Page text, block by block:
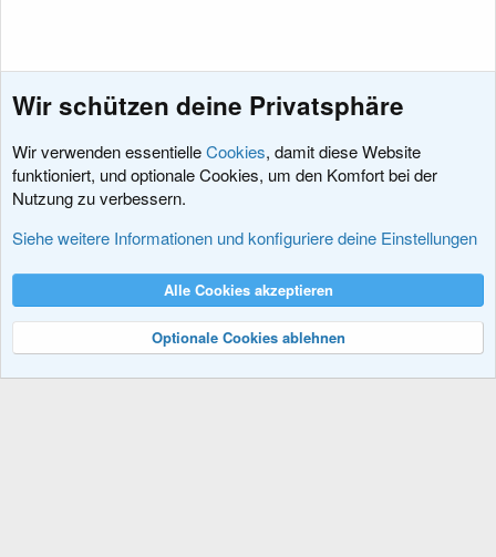
Informationen, Tipps und Tricks
Nutzungsbedingungen Datenschutz
R
Community platform by XenForo® © 2010-2024 XenForo Ltd.
Wir schützen deine Privatsphäre
Wir verwenden essentielleCookies, damit diese Website
funktioniert, und optionale Cookies, um den Komfort bei der
Nutzung zu verbessern.
Siehe weitere Informationen und konfiguriere deine Einstellungen
Alle Cookies akzeptieren
Optionale Cookies ablehnen